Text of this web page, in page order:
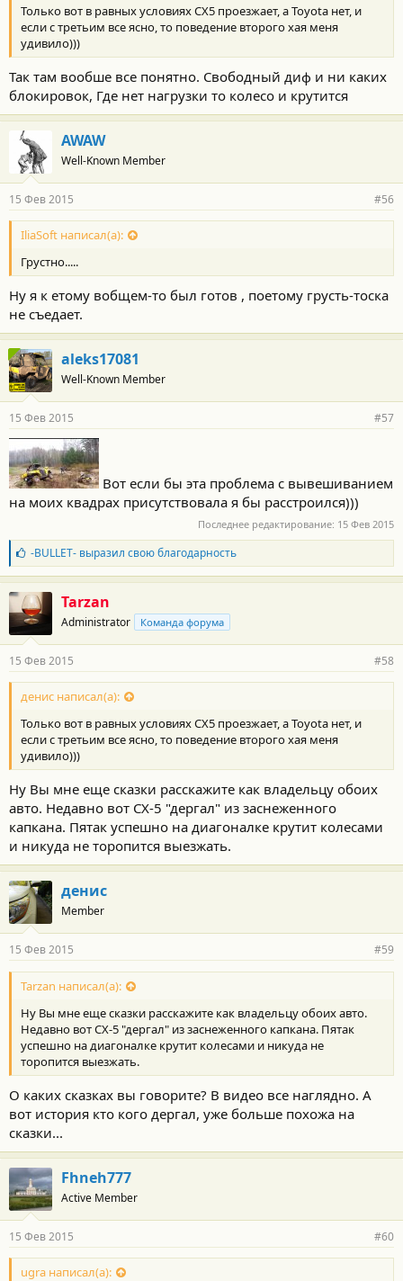
Только вот в равных условиях CX5 проезжает, а Toyota нет, и
если с третьим все ясно, то поведение второго хая меня
удивило)))
Так там вообше все понятно. Свободный диф и ни каких
блокировок, Где нет нагрузки то колесо и крутится
AWAW
Well-Known Member
15 Фев 2015 #56
IliaSoft написал(а):
Грустно.....
Ну я к етому вобщем-то был готов , поетому грусть-тоска
не съедает.
aleks17081
Well-Known Member
15 Фев 2015 #57
Вот если бы эта проблема с вывешиванием
на моих квадрах присутствовала я бы расстроился)))
Последнее редактирование: 15 Фев 2015
Б
л
а
г
о
д
а
н
о
с
и
:
-BULLET-выразил свою благодарность
Tarzan
Administrator Команда форума
15 Фев 2015 #58
денис написал(а):
Только вот в равных условиях CX5 проезжает, а Toyota нет, и
если с третьим все ясно, то поведение второго хая меня
удивило)))
Ну Вы мне еще сказки расскажите как владельцу обоих
авто. Недавно вот СХ-5 "дергал" из заснеженного
капкана. Пятак успешно на диагоналке крутит колесами
и никуда не торопится выезжать.
денис
Member
15 Фев 2015 #59
Tarzan написал(а):
Ну Вы мне еще сказки расскажите как владельцу обоих авто.
Недавно вот СХ-5 "дергал" из заснеженного капкана. Пятак
успешно на диагоналке крутит колесами и никуда не
торопится выезжать.
О каких сказках вы говорите? В видео все наглядно. А
вот история кто кого дергал, уже больше похожа на
сказки...
Fhneh777
Active Member
15 Фев 2015 #60
ugra написал(а):